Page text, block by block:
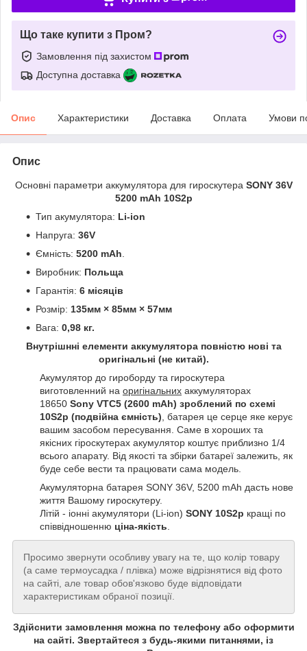
Що таке купити з Пром?
Замовлення під захистом
Доступна доставка
Опис Характеристики Доставка Оплата Умови
Опис
Основні параметри аккумулятора для гироскутера SONY 36V
5200 mAh 10S2p
Тип акумулятора: Li-ion
Напруга: 36V
Ємність: 5200 mAh
Виробник: Польща
Гарантія: 6 місяців
Розмір: 135мм × 85мм × 57мм
Вага: 0,98 кг.
Внутрішнні елементи аккумулятора повністю нові та
оригінальні (не китай).
Акумулятор до гироборду та гироскутера
виготовленний на оригінальних аккумуляторах
18650 Sony VTC5 (2600 mAh) зроблений по схемі
10S2p (подвійна ємність) , батарея це серце яке керує
вашим засобом пересування. Саме в хороших та
якісних гіроскутерах акумулятор коштує приблизно 1/4
всього апарату. Від якості та збірки батареї залежить, як
буде себе вести та працювати сама модель.
Акумуляторна батарея SONY 36V, 5200 mAh дасть нове
життя Вашому гироскутеру.
Літій - іонні акумулятори (Li-ion) SONY 10S2p кращі по
співвідношенню ціна-якість
Просимо звернути особливу увагу на те, що колір товару
(а саме термоусадка / плівка) може відрізнятися від фото
на сайті, але товар обов'язково буде відповідати
характеристикам обраної позиції.
Здійснити замовлення можна по телефону або оформити
на сайті. Звертайтеся з будь-якими питаннями, із